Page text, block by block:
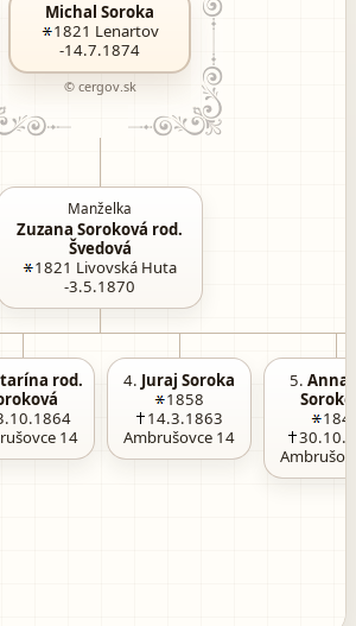
Michal Soroka
1821 Lenartov
-14.7.1874
© cergov.sk
Manželka
Zuzana Soroková rod.
Švedová
1821 Livovská Huta
-3.5.1870
rod.
14
4. Juraj Soroka
1858
14.3.1863
Ambrušovce 14
5. Anna